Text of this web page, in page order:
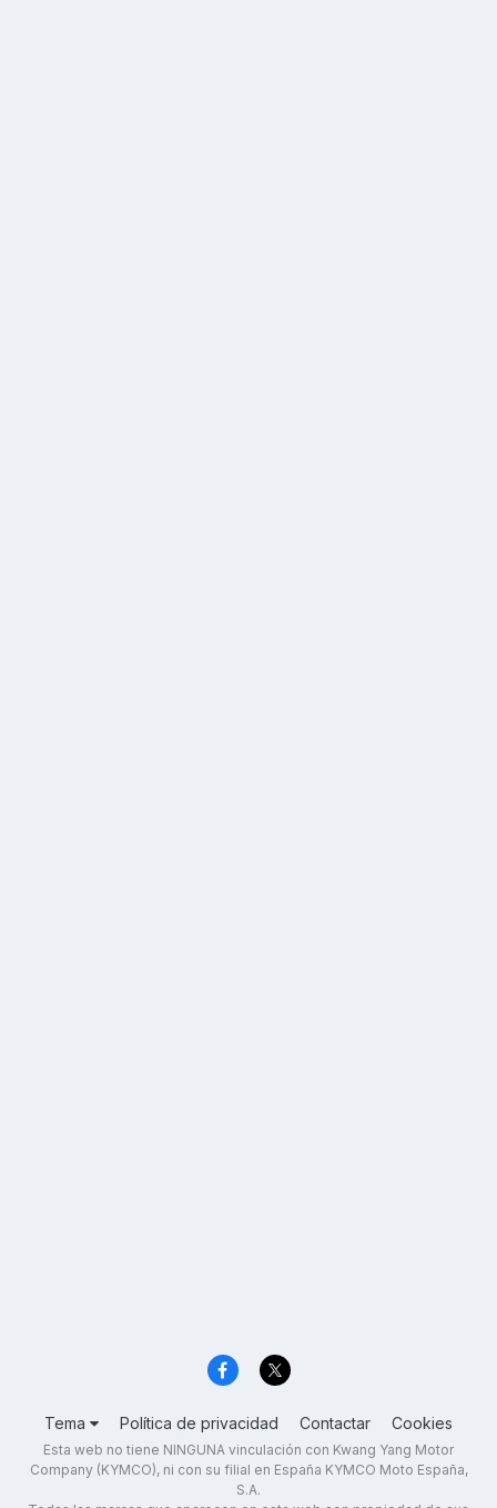
Tema Política de privacidad Contactar Cookies
Esta web no tiene NINGUNA vinculación con Kwang Yang Motor
Company (KYMCO), ni con su filial en España KYMCO Moto España,
S.A.